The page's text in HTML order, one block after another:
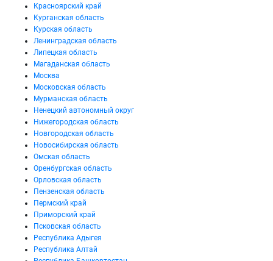
Красноярский край
Курганская область
Курская область
Ленинградская область
Липецкая область
Магаданская область
Москва
Московская область
Мурманская область
Ненецкий автономный округ
Нижегородская область
Новгородская область
Новосибирская область
Омская область
Оренбургская область
Орловская область
Пензенская область
Пермский край
Приморский край
Псковская область
Республика Адыгея
Республика Алтай